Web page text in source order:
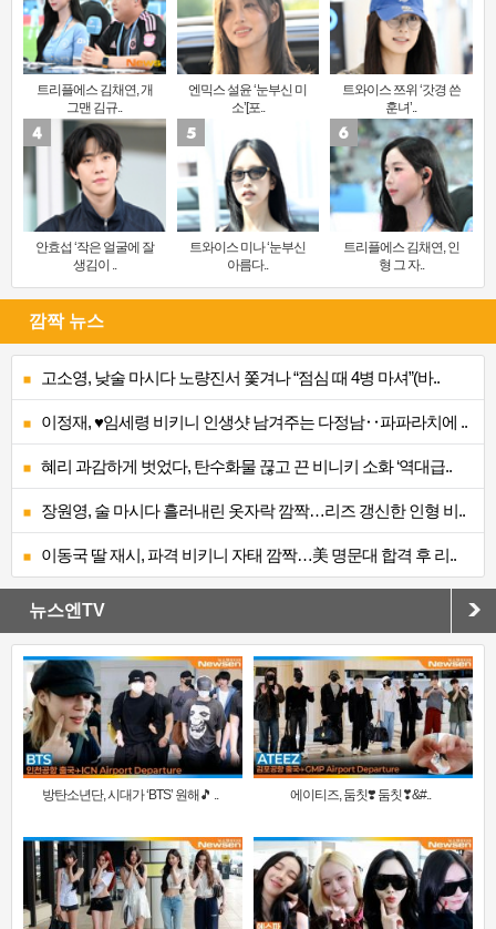
트리플에스 김채연, 개
그맨 김규..
엔믹스 설윤 ‘눈부신 미
소’[포..
트와이스 쯔위 ‘갓경 쓴
훈녀’..
안효섭 ‘작은 얼굴에 잘
생김이 ..
트와이스 미나 ‘눈부신
아름다..
트리플에스 김채연, 인
형 그 자..
깜짝 뉴스
고소영, 낮술 마시다 노량진서 쫓겨나 “점심 때 4병 마셔”(바..
이정재, ♥임세령 비키니 인생샷 남겨주는 다정남‥파파라치에 ..
혜리 과감하게 벗었다, 탄수화물 끊고 끈 비니키 소화 ‘역대급..
장원영, 술 마시다 흘러내린 옷자락 깜짝…리즈 갱신한 인형 비..
이동국 딸 재시, 파격 비키니 자태 깜짝…美 명문대 합격 후 리..
뉴스엔TV
방탄소년단, 시대가 ‘BTS’ 원해🎵 .. 에이티즈, 둠칫❣️ 둠칫❣&#..